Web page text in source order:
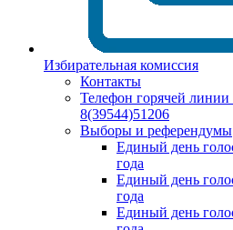
Избирательная комиссия
Контакты
Телефон горячей линии
8(39544)51206
Выборы и референдумы
Единый день
года
Единый день
года
Единый день